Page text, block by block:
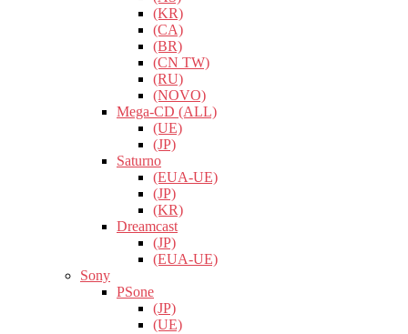
(KR)
(CA)
(BR)
(CN TW)
(RU)
(NOVO)
Mega-CD (ALL)
(UE)
(JP)
Saturno
(EUA-UE)
(JP)
(KR)
Dreamcast
(JP)
(EUA-UE)
Sony
PSone
(JP)
(UE)